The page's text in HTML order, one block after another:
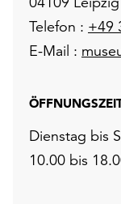
Telefon : +49
E-Mail :
Dienstag bis
10.00 bis